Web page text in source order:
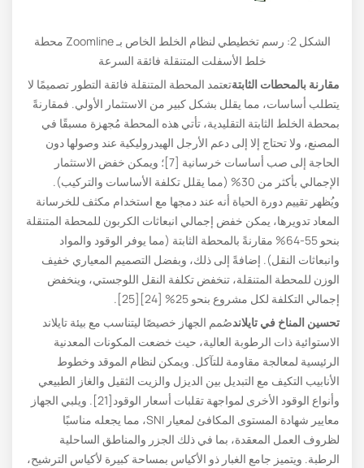
الشكل 2: رسم تخطيطي لنظام الخلط الخاص بـ Zoomline محطة
خلط الأسفلت المتنقلة فائقة السرعة
مقارنة بالمحطات الثابتةتعتمد المحطة المتنقلة فائقة التطور تصميمًا لا
يتطلب أساسات، مما يقلل بشكل كبير من الاستثمار الأولي. فمقارنةً
بمحطة الخلط الثابتة التقليدية، تأتي هذه المحطة مُجهزة مسبقًا في
المصنع، ولا تحتاج إلا إلى دعم الأرجل الهيدروليكية عند وصولها دون
الحاجة إلى صب أساسات خرسانية [7]؛ ويمكن خفض الاستثمار
الإجمالي بأكثر من 30% (مما يقلل تكلفة الأساسات والتركيب).
ويُظهر تقييم دورة الحياة أنه عند دمجها مع استخدام مكثف للخرسانة
المعاد تدويرها، يمكن خفض إجمالي انبعاثات الكربون للمحطة المتنقلة
بنحو 55-64% مقارنةً بالمحطة الثابتة (مما يوفر الوقود والمواد
وانبعاثات النقل). إضافةً إلى ذلك، وبفضل التصميم المعياري خفيف
الوزن للمحطة المتنقلة، تنخفض تكلفة النقل اللوجستي، وينخفض ​​
إجمالي التكلفة لكل مشروع بنحو 25% [24][25].
تحسين المناخ في تايلاندصُمم الجهاز خصيصًا ليتناسب مع بيئة تايلاند
الاستوائية ذات الرطوبة العالية، حيث خضعت المكونات المعدنية
الرئيسية لمعالجة مقاومة للتآكل. ويمكن لنظام الموقد وخطوط
الأنابيب التكيف مع التبديل بين الديزل والزيت الثقيل والغاز الطبيعي
وأنواع الوقود الأخرى لمواجهة تقلبات أسعار الوقود[21]. ويلبي الجهاز
معايير شهادة المستوى المكافئ لمعيار SNI، مما يجعله مناسبًا
لظروف العمل المعقدة، بما في ذلك الجزر والمناطق الساحلية
الرطبة. ويتميز جامع الغبار ذو الأكياس بمساحة كبيرة لأكياس الترشيح،